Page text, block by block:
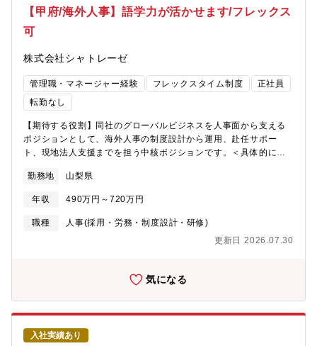
【甲府/海外人事】語学力が活かせます/フレックス
可
株式会社シャトレーゼ
管理職・マネージャー経験 フレックスタイム制度
正社員
転勤なし
【期待する役割】同社のグローバルビジネスを人事面から支える
ポジションとして、海外人事の制度設計から運用、赴任サポー
ト、現地法人支援までを担う中核ポジションです。＜具体的には
用・各国の制度に対応した人事制度の設計、導入、運用・海外給
与制度の刷新、最適化■海外赴任・帰任サポート・VISA取得、就
労許可申請対応・代理店と連携した海外保険、ビザ手配・海外赴
任者、帰任者対応■海外赴任者の給与・税務対応・現地会計事務
海外現地法人の運営支援・本社と現地法人のブリッジ業務・人
ップ受入れ対応・中長期での海外人材採用の企画、推進※今後は
エンジニア職採用も検討しています。■海外プロジェクト支援・海
外新工場立上げに向けた人事、総務面の支援・海外拠点の組織構
築支援※工場赴任者対応は数名から最大10名程度を想定していま
す。【本ポジションの魅力】■海外人事制度の企画から導入、運用
まで一連の業務を担当でき、制度設計の経験を積むことができま
勤務地 山梨県
年収 490万円～720万円
職種
人事(採用・労務・制度設計・研修)
更新日 2026.07.30
気になる
入社実績あり